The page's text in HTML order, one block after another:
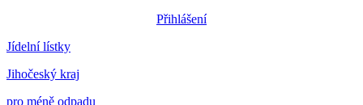
Přihlášení
Jídelní lístky
Jihočeský kraj
pro méně odpadu